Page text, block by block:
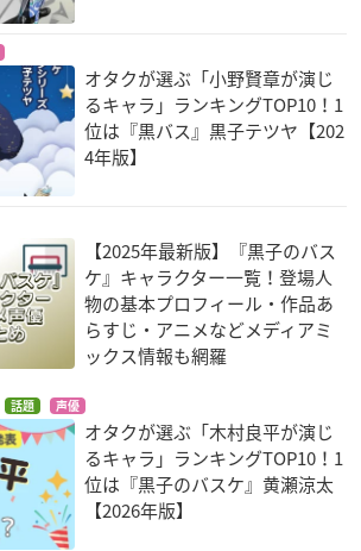
オタクが選ぶ「小野賢章が演じ
るキャラ」ランキングTOP10！1
位は『黒バス』黒子テツヤ【202
4年版】
【2025年最新版】『黒子のバス
ケ』キャラクター一覧！登場人
物の基本プロフィール・作品あ
らすじ・アニメなどメディアミ
ックス情報も網羅
話題 声優
オタクが選ぶ「木村良平が演じ
るキャラ」ランキングTOP10！1
位は『黒子のバスケ』黄瀬涼太
【2026年版】